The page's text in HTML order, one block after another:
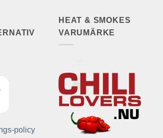
policy
HEAT & SMOKES
VARUMÄRKE